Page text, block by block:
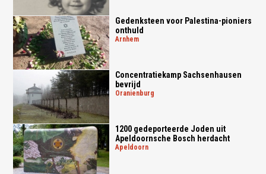
Gedenksteen voor Palestina-pioniers
onthuld
arnhem
Concentratiekamp Sachsenhausen
bevrijd
oranienburg
1200 gedeporteerde Joden uit
Apeldoornsche Bosch herdacht
apeldoorn